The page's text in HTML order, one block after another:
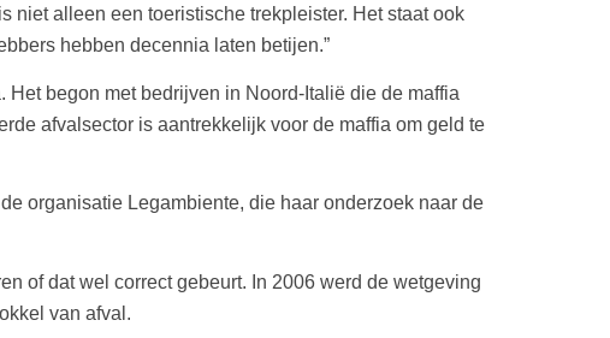
niet alleen een toeristische trekpleister. Het staat ook
hebben decennia laten betijen.”
begon met bedrijven in Noord-Italië die de maffia
afvalsector is aantrekkelijk voor de maffia om geld te
organisatie Legambiente, die haar onderzoek naar de
of dat wel correct gebeurt. In 2006 werd de wetgeving
van afval.